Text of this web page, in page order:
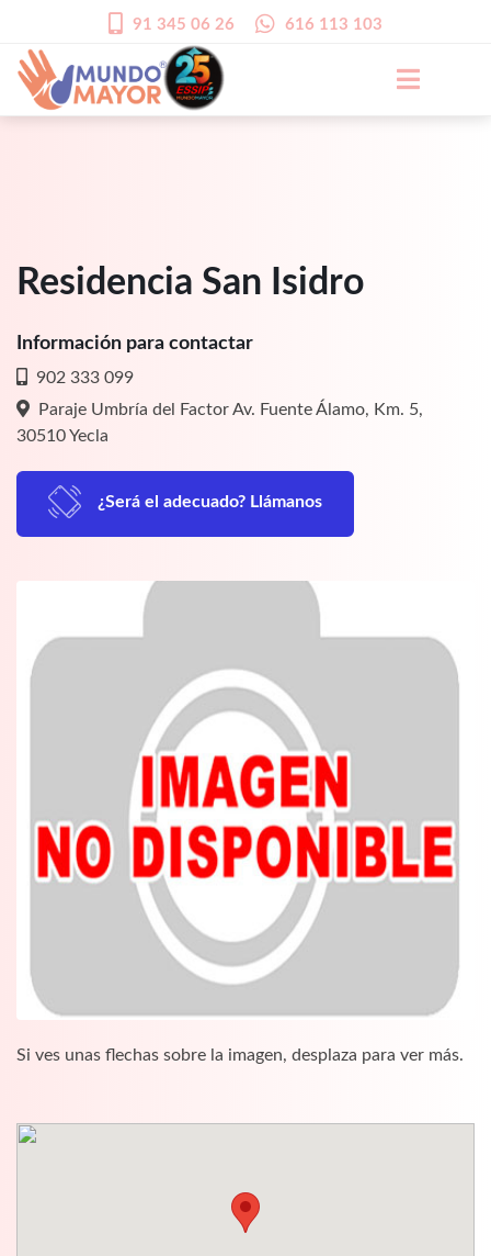
91 345 06 26 616 113 103
Residencia San Isidro
Información para contactar
902 333 099
Paraje Umbría del Factor Av. Fuente Álamo, Km. 5,
30510 Yecla
¿Será el adecuado? Llámanos
Si ves unas flechas sobre la imagen, desplaza para ver más.